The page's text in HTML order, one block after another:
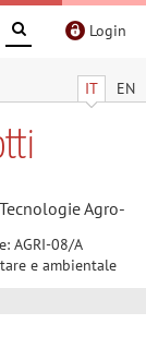
Login
IT EN
Agro-
AGRI-08/A
e ambientale